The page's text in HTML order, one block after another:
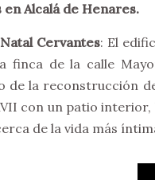
Alcalá de Henares.
Cervantes: El
finca de la calle
de la reconstrucción
con un patio
de la vida más